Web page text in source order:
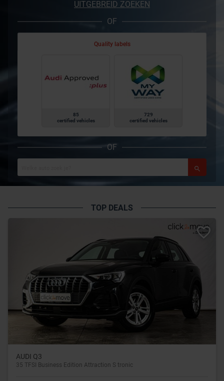
UITGEBREID ZOEKEN
OF
Quality labels
85
certified vehicles
729
certified vehicles
OF
TOP DEALS
AUDI Q3
35 TFSI Business Edition Attraction S tronic